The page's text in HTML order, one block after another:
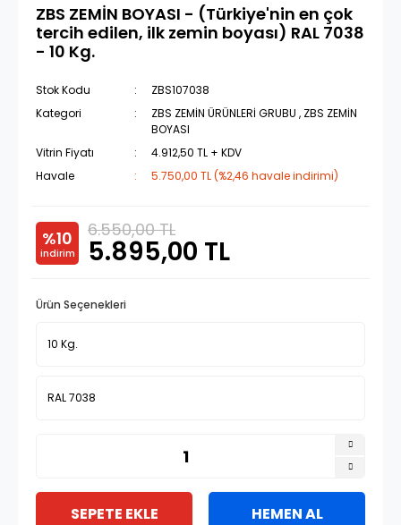
ZBS ZEMİN BOYASI - (Türkiye'nin en çok
tercih edilen, ilk zemin boyası) RAL 7038
- 10 Kg.
Stok Kodu
ZBS107038
Kategori
ZBS ZEMİN ÜRÜNLERİ GRUBU , ZBS ZEMİN
BOYASI
Vitrin Fiyatı
4.912,50 TL + KDV
Havale
5.750,00 TL (%2,46 havale indirimi)
%10
indirim
6.550,00 TL
5.895,00 TL
Ürün Seçenekleri
SEPETE EKLE HEMEN AL